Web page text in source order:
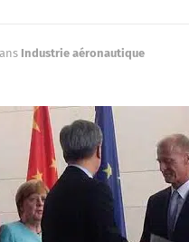
Industrie aéronautique